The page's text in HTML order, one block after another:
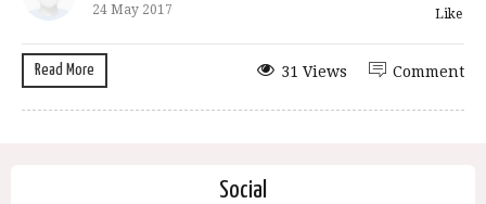
24 May 2017 Like
Read More Comment
31 Views
Social